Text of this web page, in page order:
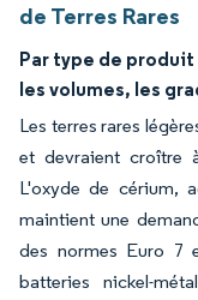
de Terres Rares
Par type de produit
les volumes, les
Les terres rares
et devraient croître
L'oxyde de cérium,
maintient une
des normes Euro 7
batteries nickel-